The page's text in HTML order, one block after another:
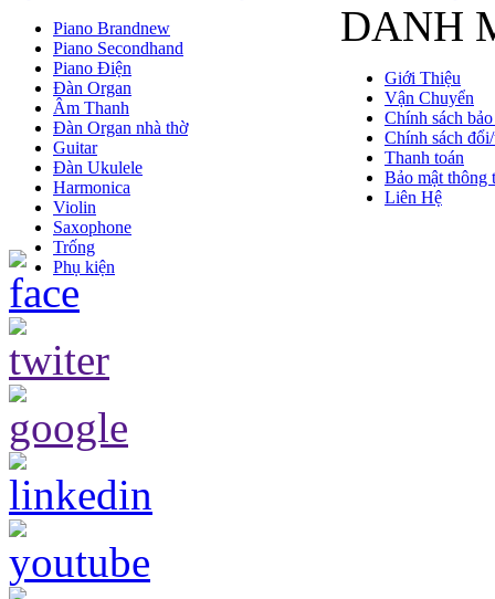
DANH
Piano Brandnew
Piano Secondhand
Piano Điện
Đàn Organ
Âm Thanh
Đàn Organ nhà thờ
Guitar
Đàn Ukulele
Harmonica
Violin
Saxophone
Trống
Phụ kiện
Giới Thiệu
Vận Chuyển
Chính sách
Chính sách
Thanh toán
Bảo mật thông
Liên Hệ